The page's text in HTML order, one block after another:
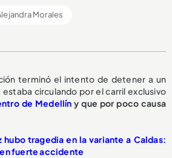
Morales
terminó el intento de detener a un
circulando por el carril exclusivo
de Medellín y que por poco causa
hubo tragedia en la variante a Caldas:
fuerte accidente